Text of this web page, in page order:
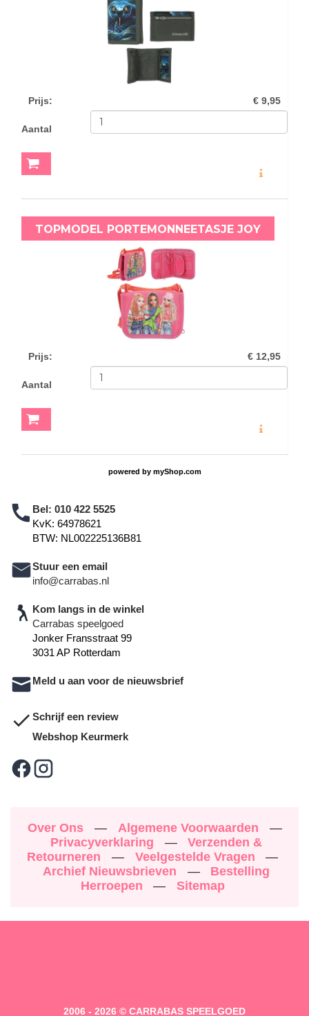
Prijs: € 9,95
Aantal
TOPMODEL PORTEMONNEETASJE JOY
Prijs: € 12,95
Aantal
powered by myShop.com
Bel: 010 422 5525
KvK: 64978621
BTW: NL002225136B81
Stuur een email
info@carrabas.nl
Kom langs in de winkel
Carrabas speelgoed
Jonker Fransstraat 99
3031 AP Rotterdam
Meld u aan voor de nieuwsbrief
Schrijf een review
Webshop Keurmerk
Over Ons — Algemene Voorwaarden
—
Privacyverklaring
—
Verzenden &
Retourneren
— Veelgestelde Vragen
—
Archief Nieuwsbrieven
—
Bestelling
Herroepen
— Sitemap
2006 - 2026 © CARRABAS SPEELGOED